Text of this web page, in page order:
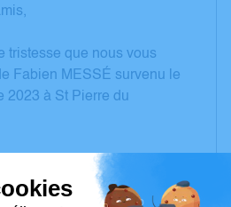
tristesse que nous vous
Fabien MESSÉ survenu le
2023 à St Pierre du
cet espace pour laisser
des photos souvenirs,
vos pensées à travers des